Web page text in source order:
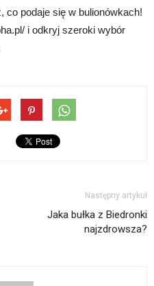
co podaje się w bulionówkach!
i odkryj szeroki wybór
Następny artykuł
Jaka bułka z Biedronki
najzdrowsza?